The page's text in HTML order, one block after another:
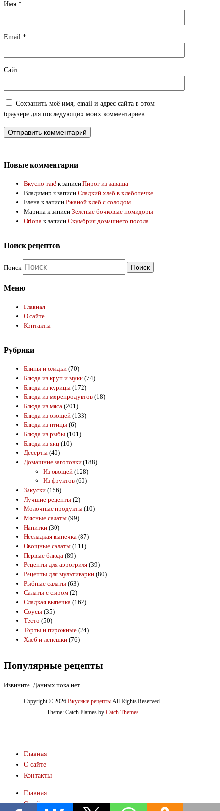
Имя *
Email *
Сайт
Сохранить моё имя, email и адрес сайта в этом
браузере для последующих моих комментариев.
Новые комментарии
Вкусно так! к записи Пирог из лаваша
Владимир к записи Сладкий хлеб в хлебопечке
Елена к записи Ржаной хлеб с солодом
Марина к записи Зеленые бочковые помидоры
Oriona к записи Скумбрия домашнего посола
Поиск рецептов
Поиск
Меню
Главная
О сайте
Контакты
Рубрики
Блины и оладьи (70)
Блюда из круп и муки (74)
Блюда из курицы (172)
Блюда из морепродуктов (18)
Блюда из мяса (201)
Блюда из овощей (133)
Блюда из птицы (6)
Блюда из рыбы (101)
Блюда из яиц (10)
Десерты (40)
Домашние заготовки (188)
Из овощей (128)
Из фруктов (60)
Закуски (156)
Лучшие рецепты (2)
Молочные продукты (10)
Мясные салаты (99)
Напитки (30)
Несладкая выпечка (87)
Овощные салаты (111)
Первые блюда (89)
Рецепты для аэрогриля (39)
Рецепты для мультиварки (80)
Рыбные салаты (63)
Салаты с сыром (2)
Сладкая выпечка (162)
Соусы (35)
Тесто (50)
Торты и пирожные (24)
Хлеб и лепешки (76)
Популярные рецепты
Извините. Данных пока нет.
Copyright © 2026 Вкусные рецепты All Rights Reserved.
Theme: Catch Flames by Catch Themes
Главная
О сайте
Контакты
Главная
О сайте